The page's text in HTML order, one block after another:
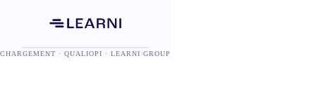
CHARGEMENT · QUALIOPI · LEARNI GROUP